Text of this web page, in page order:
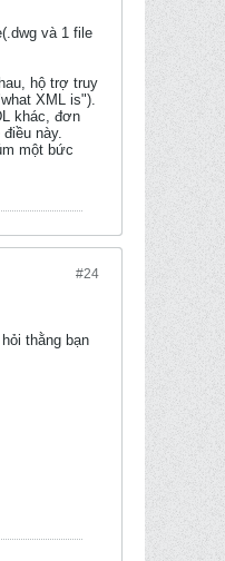
và 1 file
hộ trợ truy
XML is").
khác, đơn
này.
một bức
#24
thằng bạn